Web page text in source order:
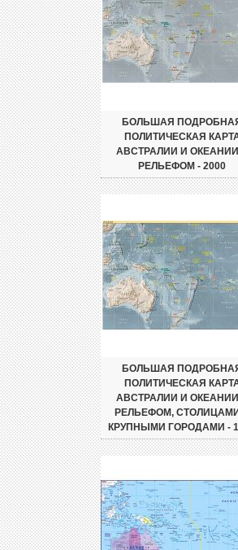
БОЛЬШАЯ
ПОЛИТИЧЕСКАЯ
АВСТРАЛИИ И
РЕЛЬЕФОМ - 2000
БОЛЬШАЯ
ПОЛИТИЧЕСКАЯ
АВСТРАЛИИ И
РЕЛЬЕФОМ,
КРУПНЫМИ ГОРОДАМИ -